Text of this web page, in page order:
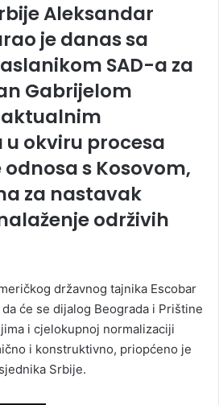
Aleksandar
je danas sa
SAD-a za
Gabrijelom
aktualnim
okviru procesa
s Kosovom,
za nastavak
održivih
državnog tajnika Escobar
će se dijalog Beograda i Prištine
i cjelokupnoj normalizaciji
i konstruktivno, priopćeno je
Srbije.